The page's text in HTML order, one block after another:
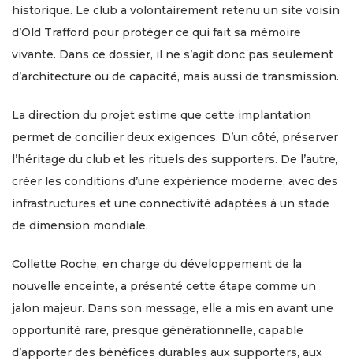
historique. Le club a volontairement retenu un site voisin
d’Old Trafford pour protéger ce qui fait sa mémoire
vivante. Dans ce dossier, il ne s’agit donc pas seulement
d’architecture ou de capacité, mais aussi de transmission.
La direction du projet estime que cette implantation
permet de concilier deux exigences. D’un côté, préserver
l’héritage du club et les rituels des supporters. De l’autre,
créer les conditions d’une expérience moderne, avec des
infrastructures et une connectivité adaptées à un stade
de dimension mondiale.
Collette Roche, en charge du développement de la
nouvelle enceinte, a présenté cette étape comme un
jalon majeur. Dans son message, elle a mis en avant une
opportunité rare, presque générationnelle, capable
d’apporter des bénéfices durables aux supporters, aux